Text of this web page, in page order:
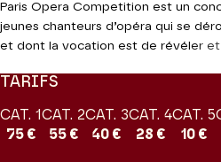
Paris Opera Competition est un
jeunes chanteurs d’opéra qui se
et dont la vocation est de révéler
mélomanes, professionnels du
TARIFS
CAT. 1
75 €
CAT. 2
55 €
CAT. 3
40 €
CAT. 4
28 €
CAT. 5
10 €